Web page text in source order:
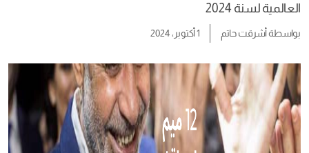
العالمية لسنة 2024
بواسطةأشرقت حاتم 1 أكتوبر، 2024